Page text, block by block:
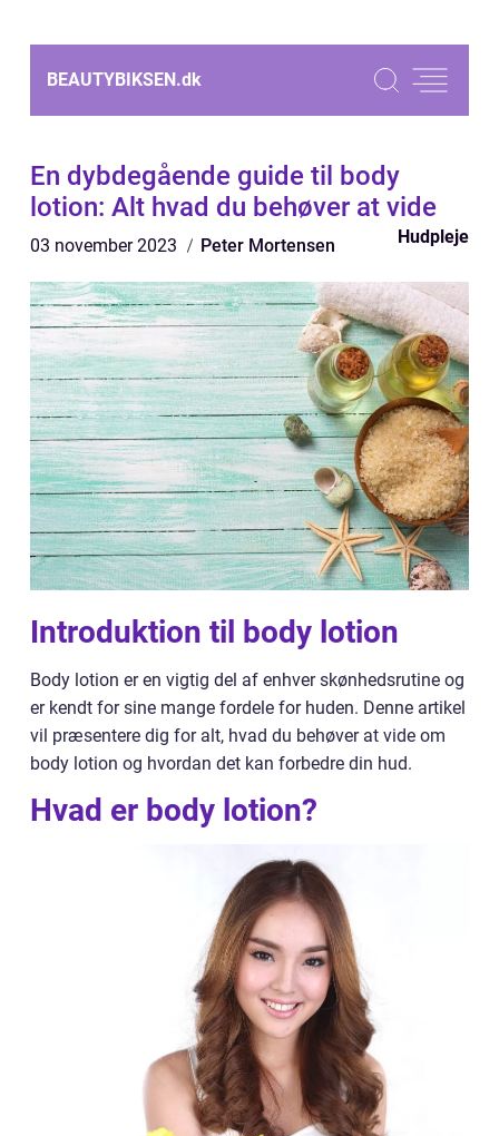
BEAUTYBIKSEN.dk
En dybdegående guide til body
lotion: Alt hvad du behøver at vide
03 november 2023 Peter Mortensen Hudpleje
Introduktion til body lotion
Body lotion er en vigtig del af enhver skønhedsrutine og
er kendt for sine mange fordele for huden. Denne artikel
vil præsentere dig for alt, hvad du behøver at vide om
body lotion og hvordan det kan forbedre din hud.
Hvad er body lotion?